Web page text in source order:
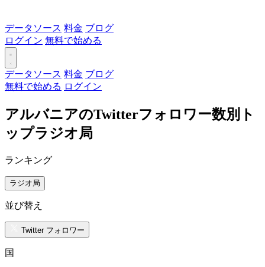
データソース 料金 ブログ
ログイン 無料で始める
データソース 料金 ブログ
無料で始める ログイン
アルバニアのTwitterフォロワー数別ト
ップラジオ局
ランキング
ラジオ局
並び替え
Twitter フォロワー
国